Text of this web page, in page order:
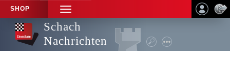
SHOP
TOGGLE
NAVIGATION
Schach
Nachrichten